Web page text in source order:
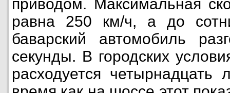
приводом. Максимальная
равна 250 км/ч, а до
баварский автомобиль
секунды. В городских
расходуется четырнадцать